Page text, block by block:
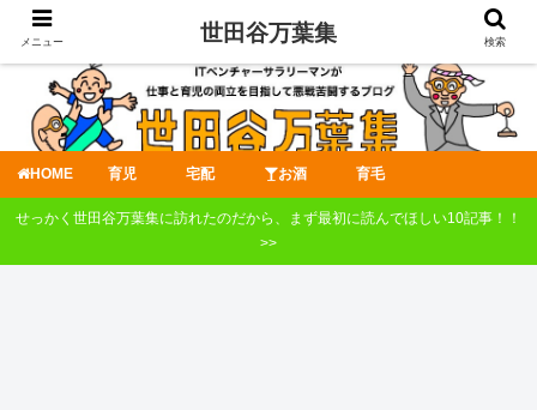
HOME 育児 宅配 お酒 育毛
せっかく世田谷万葉集に訪れたのだから、まず最初に読んでほしい10記事！！
>>
メニュー 世田谷万葉集 検索